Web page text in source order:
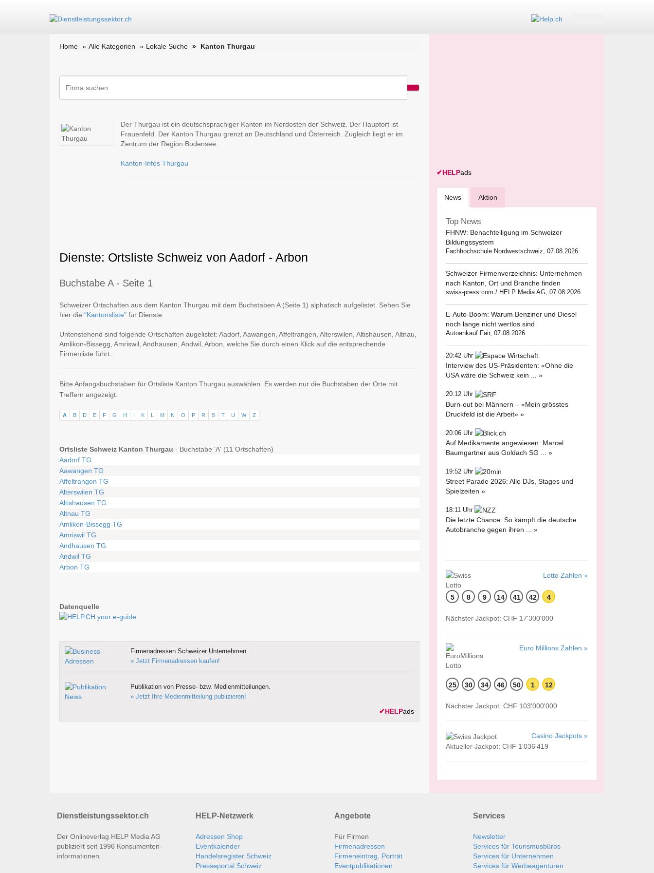
Home Alle Kategorien Lokale Suche Kanton Thurgau
Der Thurgau ist ein deutschsprachiger Kanton im Nordosten der Schweiz. Der Hauptort ist
Frauenfeld. Der Kanton Thurgau grenzt an Deutschland und Österreich. Zugleich liegt er im
Zentrum der Region Bodensee.
Kanton-Infos Thurgau
Dienste: Ortsliste Schweiz von Aadorf - Arbon
Buchstabe A - Seite 1
Schweizer Ortschaften aus dem Kanton Thurgau mit dem Buchstaben A (Seite 1) alphatisch aufgelistet. Sehen Sie
hier die "Kantonsliste" für Dienste.
Untenstehend sind folgende Ortschaften augelistet: Aadorf, Aawangen, Affeltrangen, Alterswilen, Altishausen, Altnau,
Amlikon-Bissegg, Amriswil, Andhausen, Andwil, Arbon, welche Sie durch einen Klick auf die entsprechende
Firmenliste führt.
Bitte Anfangsbuchstaben für Ortsliste Kanton Thurgau auswählen. Es werden nur die Buchstaben der Orte mit
Treffern angezeigt.
A B D E F G H I K L M N O P R S T U W Z
Ortsliste Schweiz Kanton Thurgau - Buchstabe 'A' (11 Ortschaften)
Aadorf TG
Aawangen TG
Affeltrangen TG
Alterswilen TG
Altishausen TG
Altnau TG
Amlikon-Bissegg TG
Amriswil TG
Andhausen TG
Andwil TG
Arbon TG
Datenquelle
Firmenadressen Schweizer Unternehmen.
» Jetzt Firmenadressen kaufen!
Publikation von Presse- bzw. Medienmitteilungen.
» Jetzt Ihre Medienmitteilung publizieren!
✔HELPads
✔HELPads
News Aktion
Top News
FHNW: Benachteiligung im Schweizer
Bildungssystem
Fachhochschule Nordwestschweiz, 07.08.2026
Schweizer Firmenverzeichnis: Unternehmen
nach Kanton, Ort und Branche finden
swiss-press.com / HELP Media AG, 07.08.2026
E-Auto-Boom: Warum Benziner und Diesel
noch lange nicht wertlos sind
Autoankauf Fair, 07.08.2026
20:42 Uhr
Interview des US-Präsidenten: «Ohne die
USA wäre die Schweiz kein ... »
20:12 Uhr
Burn-out bei Männern – «Mein grösstes
Druckfeld ist die Arbeit» »
20:06 Uhr
Auf Medikamente angewiesen: Marcel
Baumgartner aus Goldach SG ... »
19:52 Uhr
Street Parade 2026: Alle DJs, Stages und
Spielzeiten »
18:11 Uhr
Die letzte Chance: So kämpft die deutsche
Autobranche gegen ihren ... »
Lotto Zahlen »
5 8 9 14 41 42 4
Nächster Jackpot: CHF 17'300'000
Euro Millions Zahlen »
25 30 34 46 50 1 12
Nächster Jackpot: CHF 103'000'000
Casino Jackpots »
Aktueller Jackpot: CHF 1'036'419
Dienstleistungssektor.ch
Der Onlineverlag HELP Media AG
publiziert seit 1996 Konsumenten­
informationen.
HELP-Netzwerk
Adressen Shop
Eventkalender
Handelsregister Schweiz
Presseportal Schweiz
Angebote
Für Firmen
Firmenadressen
Firmeneintrag, Porträt
Eventpublikationen
Services
Newsletter
Services für Tourismusbüros
Services für Unternehmen
Services für Werbeagenturen